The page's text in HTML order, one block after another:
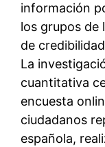
información
los grupos de
de
La
cuantitativa
encuesta
ciudadanos
española,